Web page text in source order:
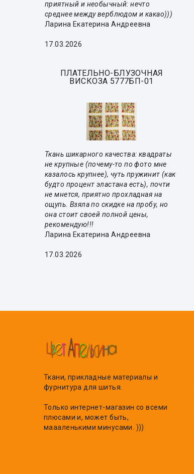
приятный и необычный: нечто
среднее между верблюдом и какао)))
Ларина Екатерина Андреевна
17.03.2026
ПЛАТЕЛЬНО-БЛУЗОЧНАЯ
ВИСКОЗА 5777БП-01
Ткань шикарного качества: квадраты
не крупные (почему-то по фото мне
казалось крупнее), чуть пружинит (как
будто процент эластана есть), почти
не мнется, приятно прохладная на
ощупь. Взяла по скидке на пробу, но
она стоит своей полной цены,
рекомендую!!!
Ларина Екатерина Андреевна
17.03.2026
Ткани, прикладные материалы и
фурнитура для шитья.
Только интернет-магазин со всеми
плюсами и, может быть,
маааленькими минусами. )))